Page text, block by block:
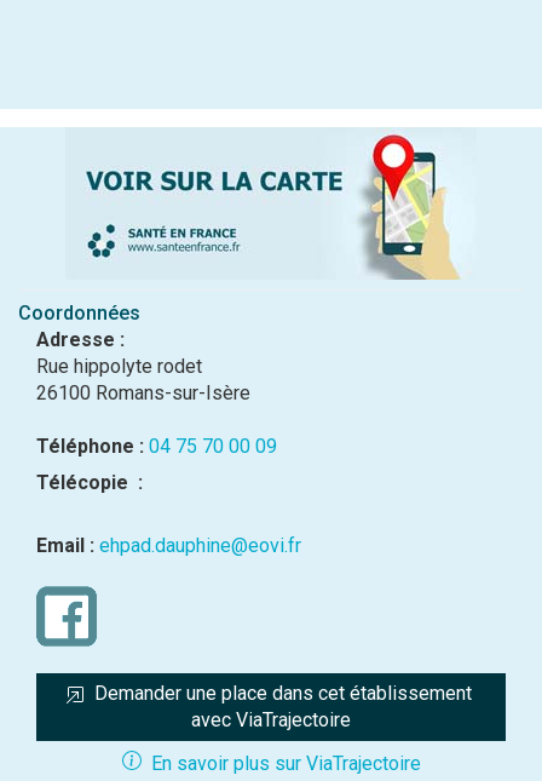
Coordonnées
Adresse :
Rue hippolyte rodet
26100 Romans-sur-Isère
Téléphone : 04 75 70 00 09
Télécopie :
Email : ehpad.dauphine@eovi.fr
Demander une place dans cet établissement
avec ViaTrajectoire
En savoir plus sur ViaTrajectoire